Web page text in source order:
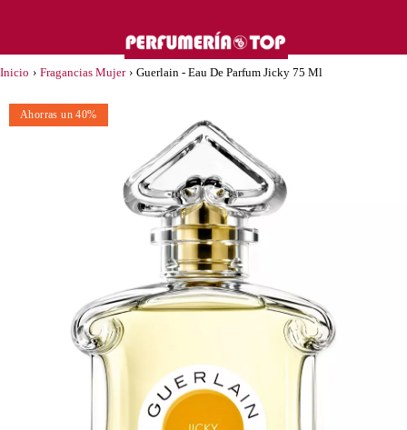
Inicio › Fragancias Mujer › Guerlain - Eau De Parfum Jicky 75 Ml
Ahorras un 40%